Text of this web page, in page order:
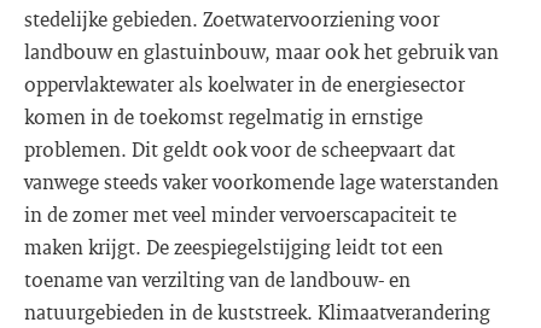
stedelijke gebieden. Zoetwatervoorziening voor
landbouw en glastuinbouw, maar ook het gebruik van
oppervlaktewater als koelwater in de energiesector
komen in de toekomst regelmatig in ernstige
problemen. Dit geldt ook voor de scheepvaart dat
vanwege steeds vaker voorkomende lage waterstanden
in de zomer met veel minder vervoerscapaciteit te
maken krijgt. De zeespiegelstijging leidt tot een
toename van verzilting van de landbouw- en
natuurgebieden in de kuststreek. Klimaatverandering